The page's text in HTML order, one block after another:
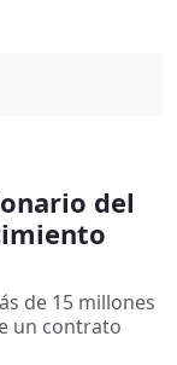
del
de 15 millones
un contrato